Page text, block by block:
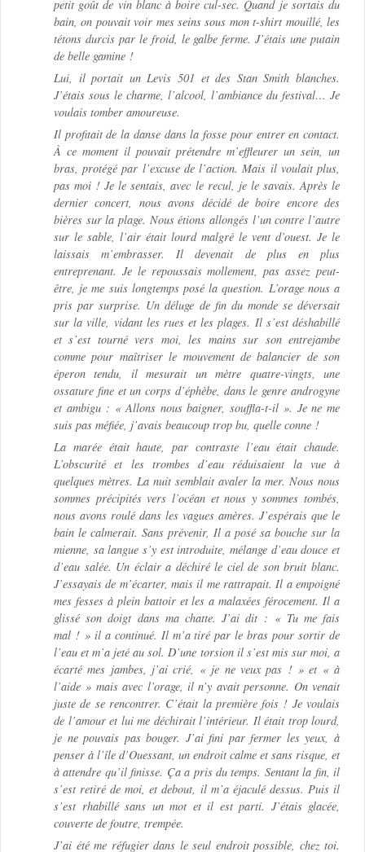
petit goût de vin blanc à boire cul-sec. Quand je sortais du
bain, on pouvait voir mes seins sous mon t-shirt mouillé, les
tétons durcis par le froid, le galbe ferme. J’étais une putain
de belle gamine !
Lui, il portait un Levis 501 et des Stan Smith blanches.
J’étais sous le charme, l’alcool, l’ambiance du festival… Je
voulais tomber amoureuse.
Il profitait de la danse dans la fosse pour entrer en contact.
À ce moment il pouvait prétendre m’effleurer un sein, un
bras, protégé par l’excuse de l’action. Mais il voulait plus,
pas moi ! Je le sentais, avec le recul, je le savais. Après le
dernier concert, nous avons décidé de boire encore des
bières sur la plage. Nous étions allongés l’un contre l’autre
sur le sable, l’air était lourd malgré le vent d’ouest. Je le
laissais m’embrasser. Il devenait de plus en plus
entreprenant. Je le repoussais mollement, pas assez peut-
être, je me suis longtemps posé la question. L’orage nous a
pris par surprise. Un déluge de fin du monde se déversait
sur la ville, vidant les rues et les plages. Il s’est déshabillé
et s’est tourné vers moi, les mains sur son entrejambe
comme pour maîtriser le mouvement de balancier de son
éperon tendu, il mesurait un mètre quatre-vingts, une
ossature fine et un corps d’éphèbe, dans le genre androgyne
et ambigu : « Allons nous baigner, souffla-t-il ». Je ne me
suis pas méfiée, j’avais beaucoup trop bu, quelle conne !
La marée était haute, par contraste l’eau était chaude.
L’obscurité et les trombes d’eau réduisaient la vue à
quelques mètres. La nuit semblait avaler la mer. Nous nous
sommes précipités vers l’océan et nous y sommes tombés,
nous avons roulé dans les vagues amères. J’espérais que le
bain le calmerait. Sans prévenir, Il a posé sa bouche sur la
mienne, sa langue s’y est introduite, mélange d’eau douce et
d’eau salée. Un éclair a déchiré le ciel de son bruit blanc.
J’essayais de m’écarter, mais il me rattrapait. Il a empoigné
mes fesses à plein battoir et les a malaxées férocement. Il a
glissé son doigt dans ma chatte. J’ai dit : « Tu me fais
mal ! » il a continué. Il m’a tiré par le bras pour sortir de
l’eau et m’a jeté au sol. D’une torsion il s’est mis sur moi, a
écarté mes jambes, j’ai crié, « je ne veux pas ! » et « à
l’aide » mais avec l’orage, il n’y avait personne. On venait
juste de se rencontrer. C’était la première fois ! Je voulais
de l’amour et lui me déchirait l’intérieur. Il était trop lourd,
je ne pouvais pas bouger. J’ai fini par fermer les yeux, à
penser à l’île d’Ouessant, un endroit calme et sans risque, et
à attendre qu’il finisse. Ça a pris du temps. Sentant la fin, il
s’est retiré de moi, et debout, il m’a éjaculé dessus. Puis il
s’est rhabillé sans un mot et il est parti. J’étais glacée,
couverte de foutre, trempée.
J’ai été me réfugier dans le seul endroit possible, chez toi.